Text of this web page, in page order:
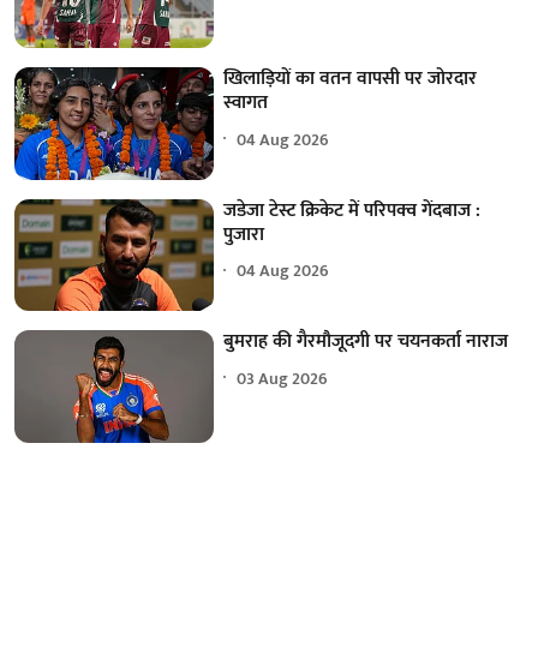
खिलाड़ियों का वतन वापसी पर जोरदार
स्वागत
04 Aug 2026
जडेजा टेस्ट क्रिकेट में परिपक्व गेंदबाज :
पुजारा
04 Aug 2026
बुमराह की गैरमौजूदगी पर चयनकर्ता नाराज
03 Aug 2026